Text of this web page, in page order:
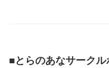
■とらのあなサーク